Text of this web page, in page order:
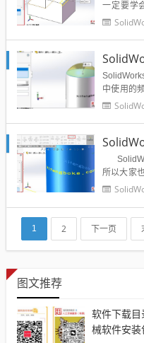
一定要学
式，一种
的特征。
中使用的
享一下
【圆顶】
所以大家
闭合到面
覆特征支
1 2 下一页
图文推荐
软件下载
械软件安